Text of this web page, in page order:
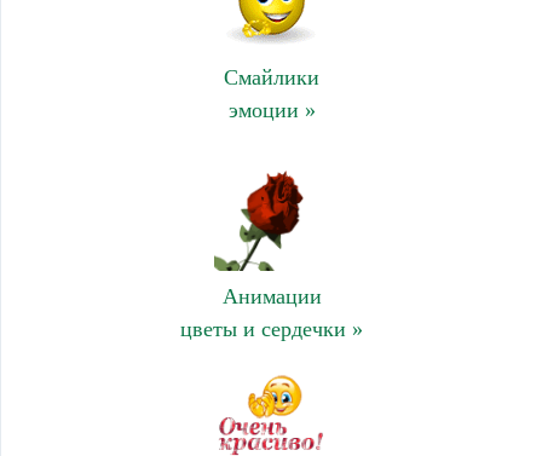
Смайлики
эмоции »
Анимации
цветы и сердечки »